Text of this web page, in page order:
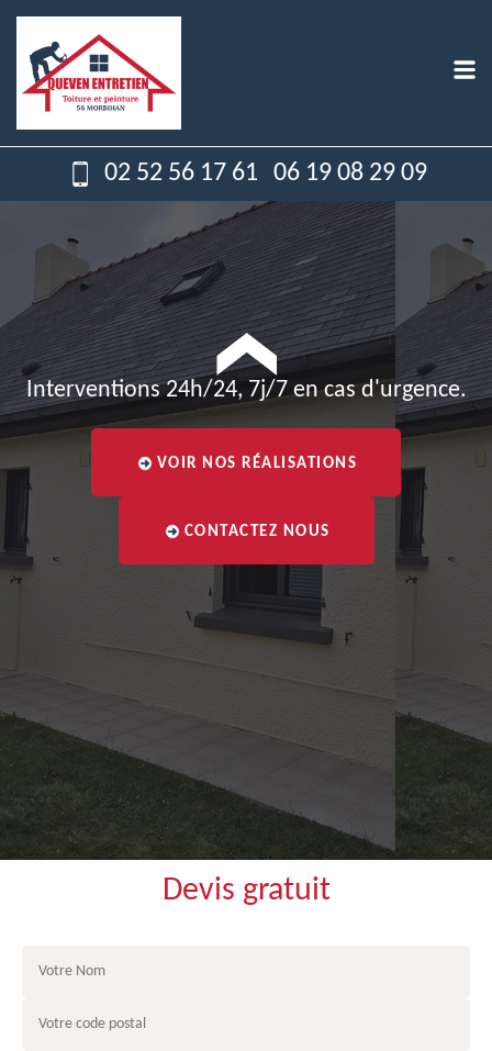
02 52 56 17 61 06 19 08 29 09
Interventions 24h/24, 7j/7 en cas d'urgence.
VOIR NOS RÉALISATIONS
CONTACTEZ NOUS
Devis gratuit